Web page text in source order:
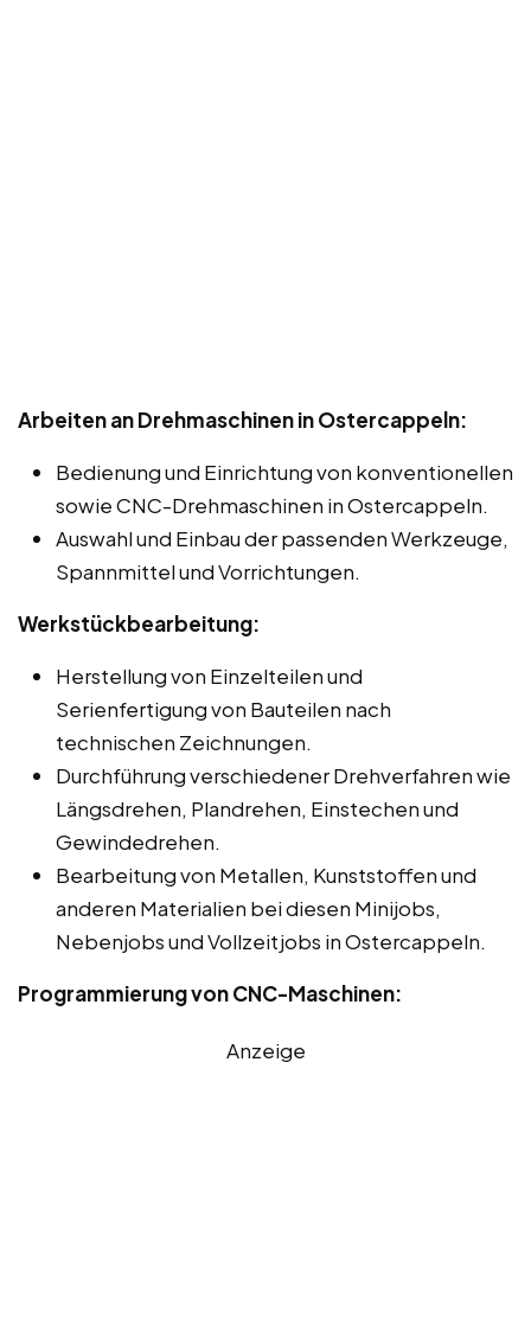
Arbeiten an Drehmaschinen in Ostercappeln:
Bedienung und Einrichtung von konventionellen
sowie CNC-Drehmaschinen in Ostercappeln.
Auswahl und Einbau der passenden Werkzeuge,
Spannmittel und Vorrichtungen.
Werkstückbearbeitung:
Herstellung von Einzelteilen und
Serienfertigung von Bauteilen nach
technischen Zeichnungen.
Durchführung verschiedener Drehverfahren wie
Längsdrehen, Plandrehen, Einstechen und
Gewindedrehen.
Bearbeitung von Metallen, Kunststoffen und
anderen Materialien bei diesen Minijobs,
Nebenjobs und Vollzeitjobs in Ostercappeln.
Programmierung von CNC-Maschinen:
Anzeige